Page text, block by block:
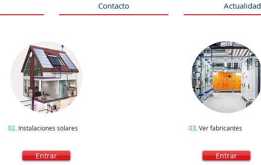
Contacto Actualidad
02. Instalaciones solares 03.Ver fabricantes
Entrar Entrar